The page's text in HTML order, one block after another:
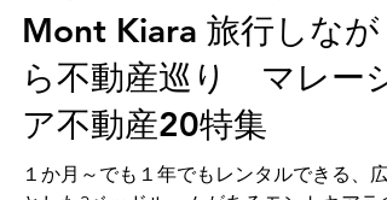
ッド レジデンス) at
Mont Kiara 旅行しなが
ら不動産巡り マレーシ
ア不動産20特集